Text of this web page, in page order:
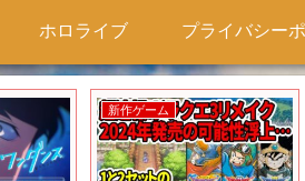
ホロライブ
新作ゲーム